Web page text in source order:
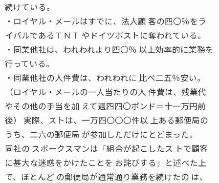
続けている。
・ロイヤル・メールはすでに、法人顧 客の四〇％をラ
イバルであるＴＮＴ やドイツポストに奪われている。
・同業他社は、われわれより四〇％ 以上効率的に業務を
行っている。
・同業他社の人件費は、われわれに 比べ二五％安い。
（ロイヤル・メールの一人当たりの人 件費は、残業代
やその他の手当を加 えて週四四〇ポンド＝十一万円前
後） 実際、ストは、一万四〇〇〇件以 上ある郵便局の
うち、二六の郵便局 が参加しただけにとどまった。
同社の スポークスマンは「組合が起こしたス トで顧客
に甚大な迷惑をかけたことを お詫びする」と述べた上
で、ほとんど の郵便局が通常通り業務を続けたの は、